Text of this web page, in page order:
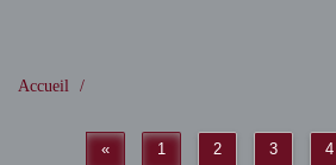
Accueil
« 1 2 3 4